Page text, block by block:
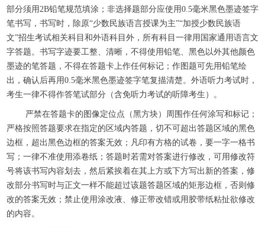
部分须用2B铅笔规范填涂；非选择题部分应使用0.5毫米黑色墨迹签字
笔书写，书写时，除原“少数民族语言授课为主”“加授少数民族语
文”招生考试相关科目和外语科目外，所有科目一律用国家通用语言文
字答题。书写字迹要工整、清晰，不得使用铅笔、黑色以外其他颜色
墨迹的笔答题，不得在答题卡上作任何标记；作图题可先用铅笔绘
出，确认后再用0.5毫米黑色墨迹签字笔复描清楚。外语听力考试时，
考生一律不得作答笔试部分（含免听力考试的听障考生）。
严禁在答题卡的图像定位点（黑方块）周围作任何涂写和标记；
严格按照答题要求在指定的区域内答题，切不可超出答题区域的黑色
边框，超出黑色边框的答案无效；凡印有方格的试卷，要一字一格书
写；一律不准使用添卷纸；答题时若需对答案进行修改，可用修改符
号将该书写内容划去，然后紧挨着在其上方或下方写出新的答案，修
改部分书写时与正文一样不能超过该题答题区域的矩形边框，否则修
改的答案无效；禁止使用涂改液、修正带改错或用胶带纸粘扯欲修改
的内容。